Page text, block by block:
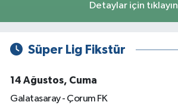
Detaylar için tıklayın
Süper Lig Fikstür
14 Ağustos, Cuma
Galatasaray - Çorum FK